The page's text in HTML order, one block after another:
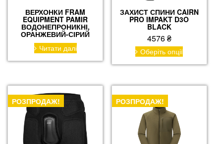
ВЕРХОНКИ FRAM
EQUIPMENT PAMIR
ВОДОНЕПРОНИКНІ,
ОРАНЖЕВИЙ-СІРИЙ
Читати далі
ЗАХИСТ СПИНИ CAIRN
PRO IMPAKT D3O
BLACK
4576₴
Оберіть опціїЦей
товар
має
варіантів.
РОЗПРОДАЖ! РОЗПРОДАЖ!